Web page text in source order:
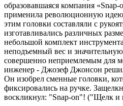
образовавшаяся компания
применила революционную
этим головки составляли с
изготавливались различных
небольшой комплект
неподъемный вес и
совершенно неприемлемым для
инженер - Джозеф Джонсон
Он изобрел сменные головки,
фиксировались на ручке.
воскликнул: "Snap-on"! ("Щелк и